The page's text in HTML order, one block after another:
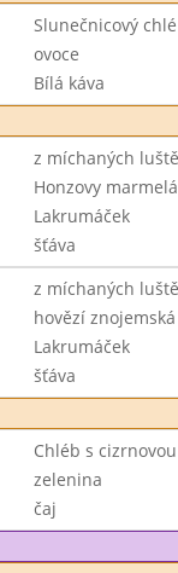
Slunečnicový
ovoce
Bílá káva
z míchaných
Honzovy
Lakrumáček
šťáva
z míchaných
hovězí
Lakrumáček
šťáva
Chléb s
zelenina
čaj